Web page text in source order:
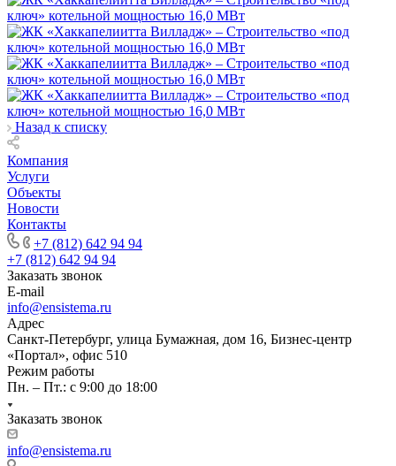
Назад к списку
Компания
Услуги
Объекты
Новости
Контакты
+7 (812) 642 94 94
+7 (812) 642 94 94
Заказать звонок
E-mail
info@ensistema.ru
Адрес
Санкт-Петербург, улица Бумажная, дом 16, Бизнес-центр
«Портал», офис 510
Режим работы
Пн. – Пт.: с 9:00 до 18:00
Заказать звонок
info@ensistema.ru